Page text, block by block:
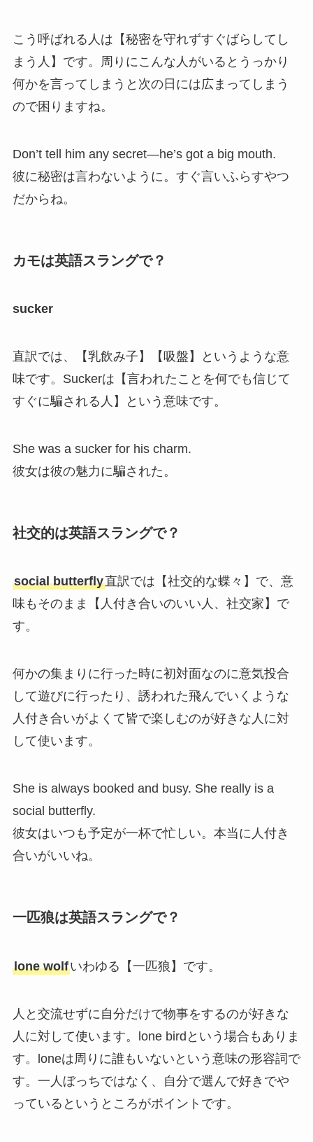
こう呼ばれる人は【秘密を守れずすぐばらしてし
まう人】です。周りにこんな人がいるとうっかり
何かを言ってしまうと次の日には広まってしまう
ので困りますね。
Don’t tell him any secret—he’s got a big mouth.
彼に秘密は言わないように。すぐ言いふらすやつ
だからね。
カモは英語スラングで？
sucker
直訳では、【乳飲み子】【吸盤】というような意
味です。Suckerは【言われたことを何でも信じて
すぐに騙される人】という意味です。
She was a sucker for his charm.
彼女は彼の魅力に騙された。
社交的は英語スラングで？
social butterfly直訳では【社交的な蝶々】で、意
味もそのまま【人付き合いのいい人、社交家】で
す。
何かの集まりに行った時に初対面なのに意気投合
して遊びに行ったり、誘われた飛んでいくような
人付き合いがよくて皆で楽しむのが好きな人に対
して使います。
She is always booked and busy. She really is a
social butterfly.
彼女はいつも予定が一杯で忙しい。本当に人付き
合いがいいね。
一匹狼は英語スラングで？
lone wolfいわゆる【一匹狼】です。
人と交流せずに自分だけで物事をするのが好きな
人に対して使います。lone birdという場合もありま
す。loneは周りに誰もいないという意味の形容詞で
す。一人ぼっちではなく、自分で選んで好きでや
っているというところがポイントです。